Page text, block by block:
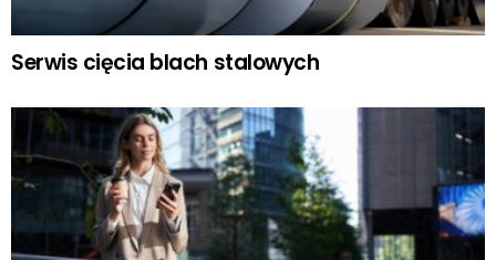
Serwis cięcia blach stalowych